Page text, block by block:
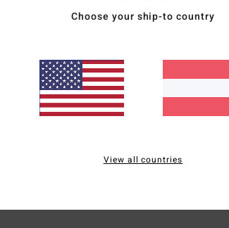
Choose your ship-to country
View all countries